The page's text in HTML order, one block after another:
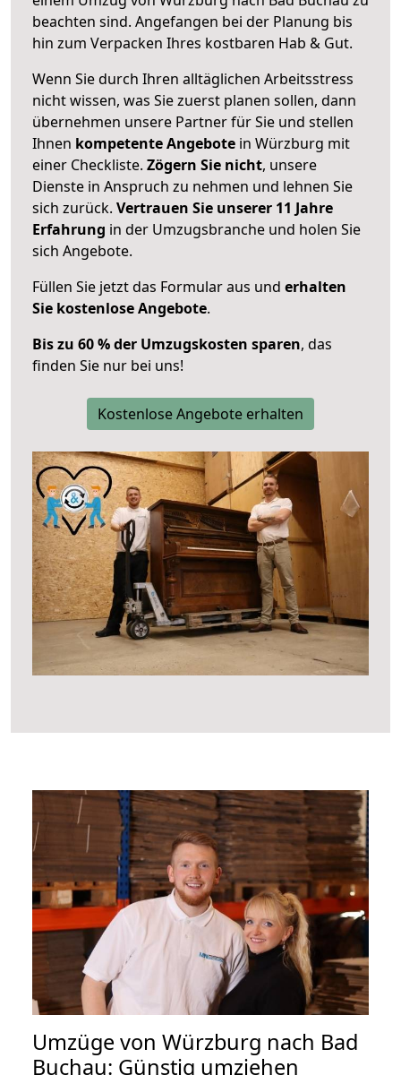
beachten sind. Angefangen bei der Planung bis
hin zum Verpacken Ihres kostbaren Hab & Gut.
Wenn Sie durch Ihren alltäglichen Arbeitsstress
nicht wissen, was Sie zuerst planen sollen, dann
übernehmen unsere Partner für Sie und stellen
Ihnen kompetente Angebote in Würzburg mit
einer Checkliste. Zögern Sie nicht, unsere
Dienste in Anspruch zu nehmen und lehnen Sie
sich zurück. Vertrauen Sie unserer 11 Jahre
Erfahrung in der Umzugsbranche und holen Sie
sich Angebote.
Füllen Sie jetzt das Formular aus und erhalten
Sie kostenlose Angebote.
Bis zu 60 % der Umzugskosten sparen, das
finden Sie nur bei uns!
Kostenlose Angebote erhalten
Umzüge von Würzburg nach Bad
Buchau: Günstig umziehen